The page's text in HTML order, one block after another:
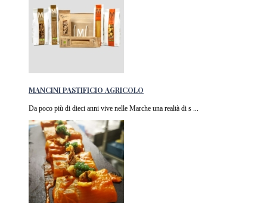
MANCINI PASTIFICIO AGRICOLO
Da poco più di dieci anni vive nelle Marche una realtà di s ...